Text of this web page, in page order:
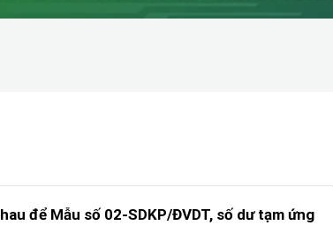
để Mẫu số 02-SDKP/ĐVDT, số dư tạm ứng